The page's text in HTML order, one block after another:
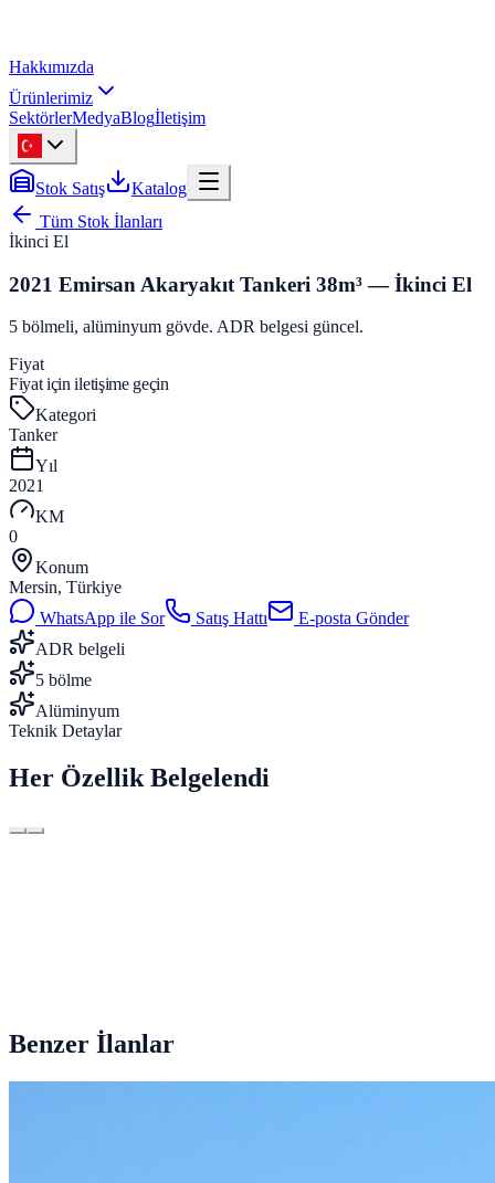
Hakkımızda
Ürünlerimiz
SektörlerMedyaBlogİletişim
Stok Satış
Katalog
Tüm Stok İlanları
İkinci El
2021 Emirsan Akaryakıt Tankeri 38m³ — İkinci El
5 bölmeli, alüminyum gövde. ADR belgesi güncel.
Fiyat
Fiyat için iletişime geçin
Kategori
Tanker
Yıl
2021
KM
0
Konum
Mersin, Türkiye
WhatsApp ile Sor
Satış Hattı
E-posta Gönder
ADR belgeli
5 bölme
Alüminyum
Teknik Detaylar
Her Özellik Belgelendi
Benzer İlanlar